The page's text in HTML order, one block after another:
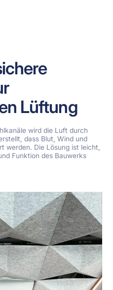
Lüftung
wird die Luft durch
dass Blut, Wind und
werden. Die Lösung ist leicht,
Funktion des Bauwerks